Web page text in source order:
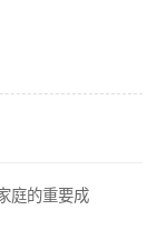
庭的重要成